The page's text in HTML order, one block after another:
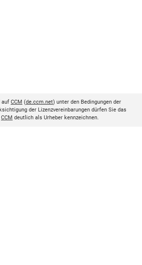
auf CCM (de.ccm.net) unter den Bedingungen der
der Lizenzvereinbarungen dürfen Sie das
CCM deutlich als Urheber kennzeichnen.